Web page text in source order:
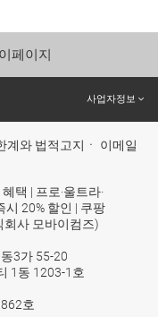
페이지
사업자정보
계와 법적고지 ㆍ 이메일
택 | 프로·울트라·
시 20% 할인 | 쿠팡
회사 모바이컴즈)
3가 55-20
1동 1203-1호
호